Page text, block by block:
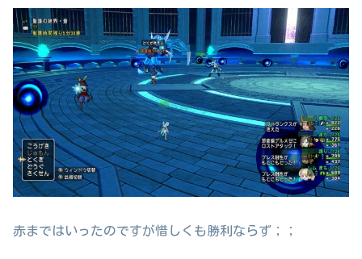
赤まではいったのですが惜しくも勝利ならず；；